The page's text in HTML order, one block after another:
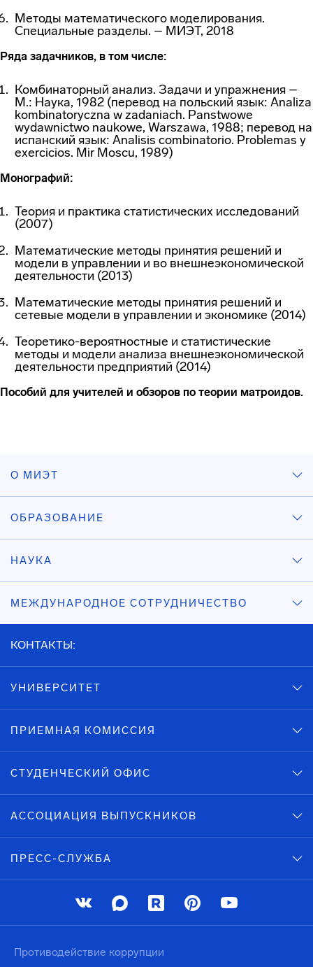
Методы математического моделирования.
Специальные разделы. – МИЭТ, 2018
Ряда задачников, в том числе:
Комбинаторный анализ. Задачи и упражнения –
М.: Наука, 1982 (перевод на польский язык: Analiza
kombinatoryczna w zadaniach. Panstwowe
wydawnictwo naukowe, Warszawa, 1988; перевод на
испанский язык: Analisis combinatorio. Problemas y
exercicios. Mir Moscu, 1989)
Монографий:
Теория и практика статистических исследований
(2007)
Математические методы принятия решений и
модели в управлении и во внешнеэкономической
деятельности (2013)
Математические методы принятия решений и
сетевые модели в управлении и экономике (2014)
Теоретико-вероятностные и статистические
методы и модели анализа внешнеэкономической
деятельности предприятий (2014)
Пособий для учителей и обзоров по теории матроидов.
О МИЭТ
ОБРАЗОВАНИЕ
НАУКА
МЕЖДУНАРОДНОЕ СОТРУДНИЧЕСТВО
КОНТАКТЫ:
УНИВЕРСИТЕТ
ПРИЕМНАЯ КОМИССИЯ
СТУДЕНЧЕСКИЙ ОФИС
АССОЦИАЦИЯ ВЫПУСКНИКОВ
ПРЕСС-СЛУЖБА
Противодействие коррупции